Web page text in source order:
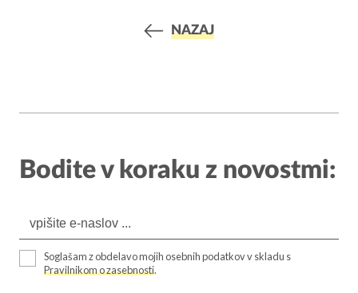
NAZAJ
Bodite v koraku z novostmi:
Soglašam z obdelavo mojih osebnih podatkov v skladu s
Pravilnikom o zasebnosti.